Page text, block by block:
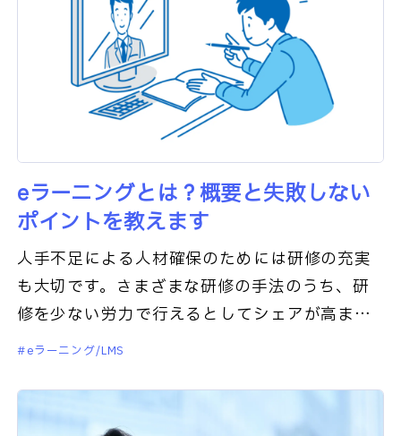
eラーニングとは？概要と失敗しない
ポイントを教えます
人手不足による人材確保のためには研修の充実
も大切です。さまざまな研修の手法のうち、研
修を少ない労力で行えるとしてシェアが高まっ
ているのがeラーニングです。しかしデメリット
eラーニング/LMS